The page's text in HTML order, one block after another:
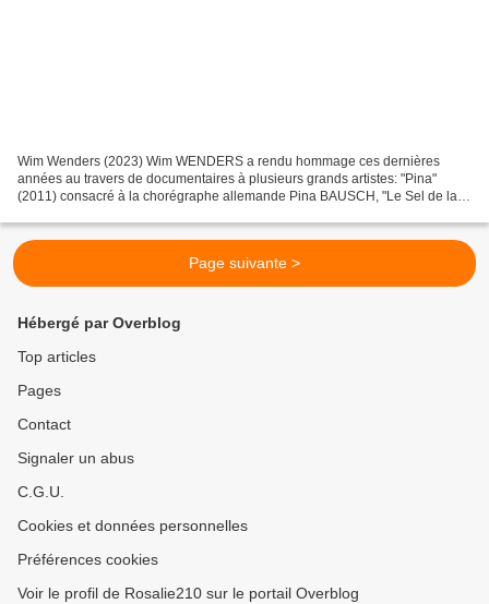
Wim Wenders (2023) Wim WENDERS a rendu hommage ces dernières
années au travers de documentaires à plusieurs grands artistes: "Pina"
(2011) consacré à la chorégraphe allemande Pina BAUSCH, "Le Sel de la
Page suivante >
Hébergé par Overblog
Top articles
Pages
Contact
Signaler un abus
C.G.U.
Cookies et données personnelles
Préférences cookies
Voir le profil de Rosalie210 sur le portail Overblog